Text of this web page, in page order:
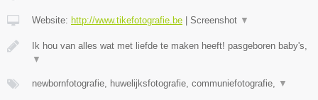
Website: http://www.tikefotografie.be | Screenshot ▼
Ik hou van alles wat met liefde te maken heeft! pasgeboren baby's,
▼
newbornfotografie, huwelijksfotografie, communiefotografie, ▼